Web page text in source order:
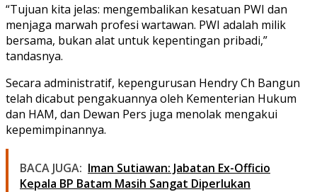
“Tujuan kita jelas: mengembalikan kesatuan PWI dan
menjaga marwah profesi wartawan. PWI adalah milik
bersama, bukan alat untuk kepentingan pribadi,”
tandasnya.
Secara administratif, kepengurusan Hendry Ch Bangun
telah dicabut pengakuannya oleh Kementerian Hukum
dan HAM, dan Dewan Pers juga menolak mengakui
kepemimpinannya.
BACA JUGA: Iman Sutiawan: Jabatan Ex-Officio
Kepala BP Batam Masih Sangat Diperlukan